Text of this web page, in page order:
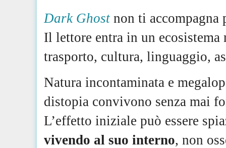
Dark Ghost non ti accompagna
Il lettore entra in un
trasporto, cultura, linguaggio,
Natura incontaminata e
distopia convivono senza mai
L’effetto iniziale può essere
vivendo al suo interno, non